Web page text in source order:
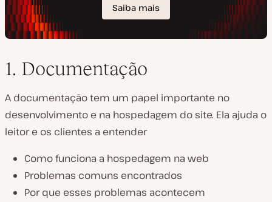
1. Documentação
A documentação tem um papel importante no
desenvolvimento e na hospedagem do site. Ela ajuda o
leitor e os clientes a entender
Como funciona a hospedagem na web
Problemas comuns encontrados
Por que esses problemas acontecem